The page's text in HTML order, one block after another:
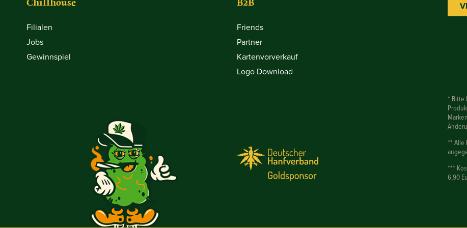
Filialen
Jobs
Gewinnspiel
Friends
Partner
Kartenvorverkauf
Logo Download
* Bitte
** Alle
***
6,90